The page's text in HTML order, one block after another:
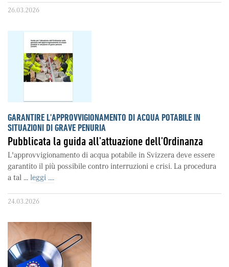
26.03.2026
GARANTIRE L'APPROVVIGIONAMENTO DI ACQUA POTABILE IN
SITUAZIONI DI GRAVE PENURIA
Pubblicata la guida all'attuazione dell'Ordinanza
L'approvvigionamento di acqua potabile in Svizzera deve essere
garantito il più possibile contro interruzioni e crisi. La procedura
a tal ... leggi ....
24.03.2026